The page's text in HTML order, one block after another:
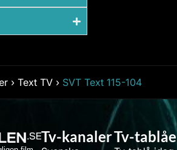
› Text TV › SVT Text 115-104
Tv-kanalerTv-